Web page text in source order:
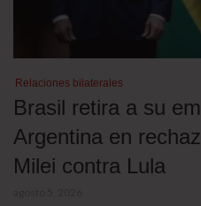
Relaciones bilaterales
Brasil retira a su
Argentina en
Milei contra Lula